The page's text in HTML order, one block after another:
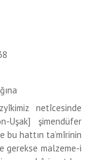
netîcesinde
Uşak] şimendüfer
bu hattın ta’mîrinin
gerekse malzeme-i